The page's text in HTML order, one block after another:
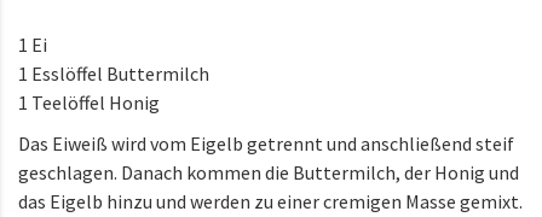
1 Ei
1 Esslöffel Buttermilch
1 Teelöffel Honig
Das Eiweiß wird vom Eigelb getrennt und anschließend steif
geschlagen. Danach kommen die Buttermilch, der Honig und
das Eigelb hinzu und werden zu einer cremigen Masse gemixt.